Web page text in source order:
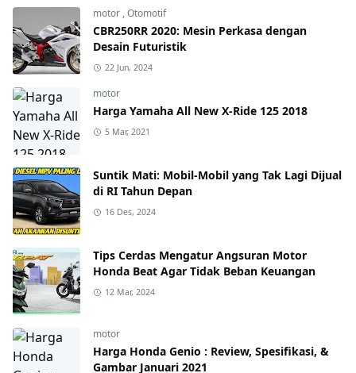
motor ,Otomotif
CBR250RR 2020: Mesin Perkasa dengan
Desain Futuristik
22 Jun, 2024
motor
Harga Yamaha All New X-Ride 125 2018
5 Mar, 2021
Suntik Mati: Mobil-Mobil yang Tak Lagi Dijual
di RI Tahun Depan
16 Des, 2024
Tips Cerdas Mengatur Angsuran Motor
Honda Beat Agar Tidak Beban Keuangan
12 Mar, 2024
motor
Harga Honda Genio : Review, Spesifikasi, &
Gambar Januari 2021